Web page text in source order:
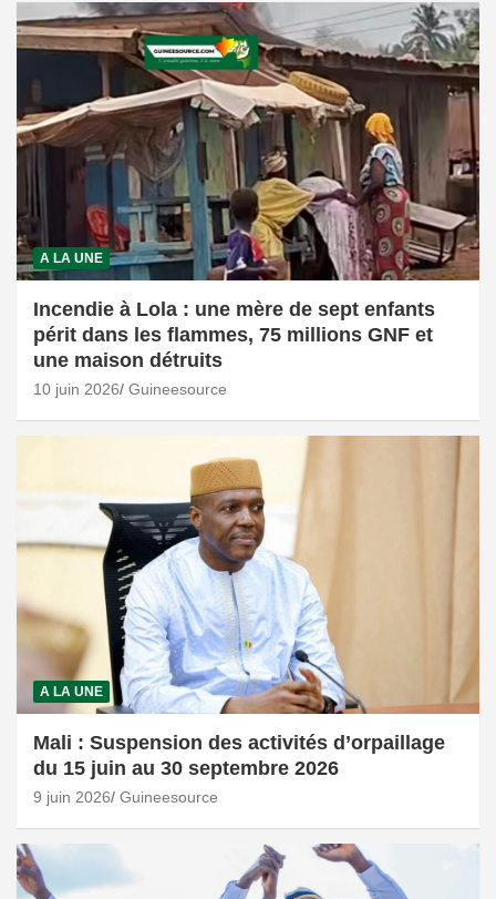
A LA UNE
Incendie à Lola : une mère de sept enfants
périt dans les flammes, 75 millions GNF et
une maison détruits
10 juin 2026 Guineesource
A LA UNE
Mali : Suspension des activités d’orpaillage
du 15 juin au 30 septembre 2026
9 juin 2026 Guineesource